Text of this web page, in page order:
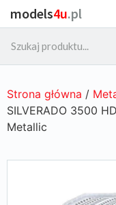
models4u.pl
Strona główna /
SILVERADO 3500
Metallic